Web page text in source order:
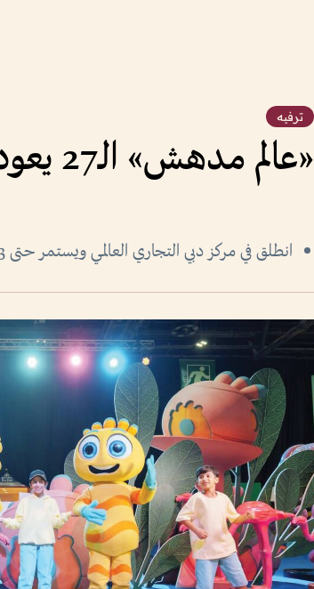
ترفيه
«عالم مدهش» الـ27 يعود بصحبة «بيبي شارك»
انطلق في مركز دبي التجاري العالمي ويستمر حتى 23 أغسطس